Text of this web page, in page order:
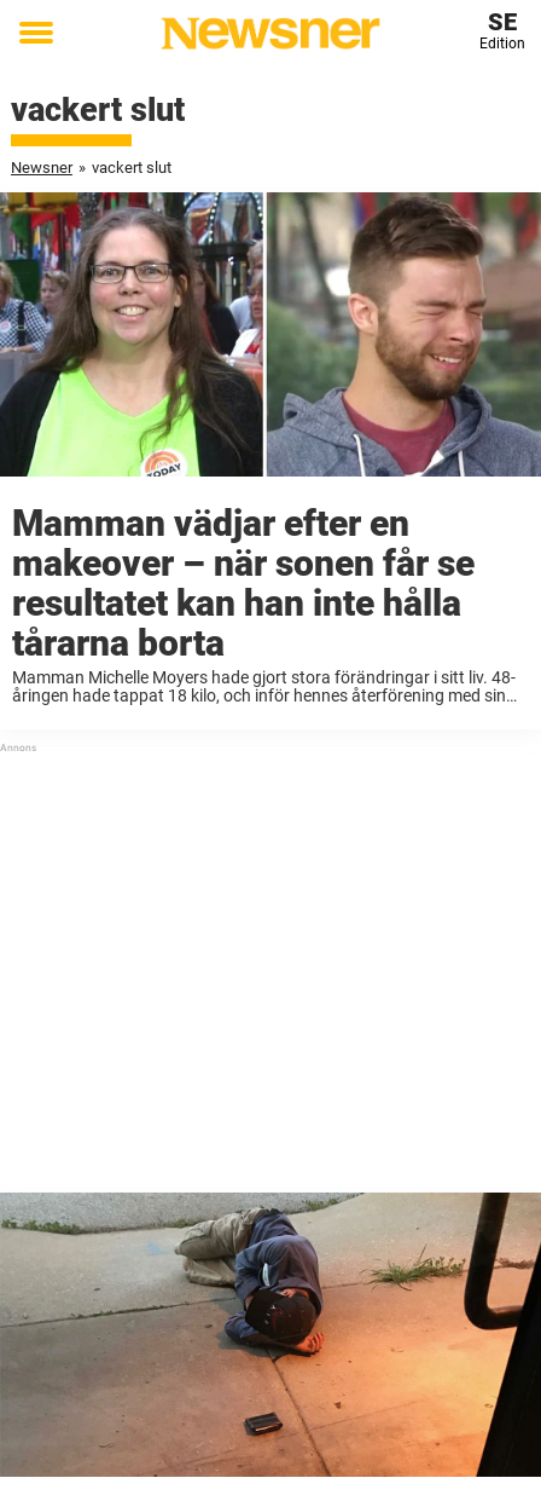
Toggle
SE
Edition
vackert slut
Newsner » vackert slut
Mamman vädjar efter en
makeover – när sonen får se
resultatet kan han inte hålla
tårarna borta
Mamman Michelle Moyers hade gjort stora förändringar i sitt liv. 48-
åringen hade tappat 18 kilo, och inför hennes återförening med sin